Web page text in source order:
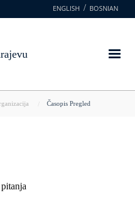
ENGLISH BOSNIAN
Časopis Pregled